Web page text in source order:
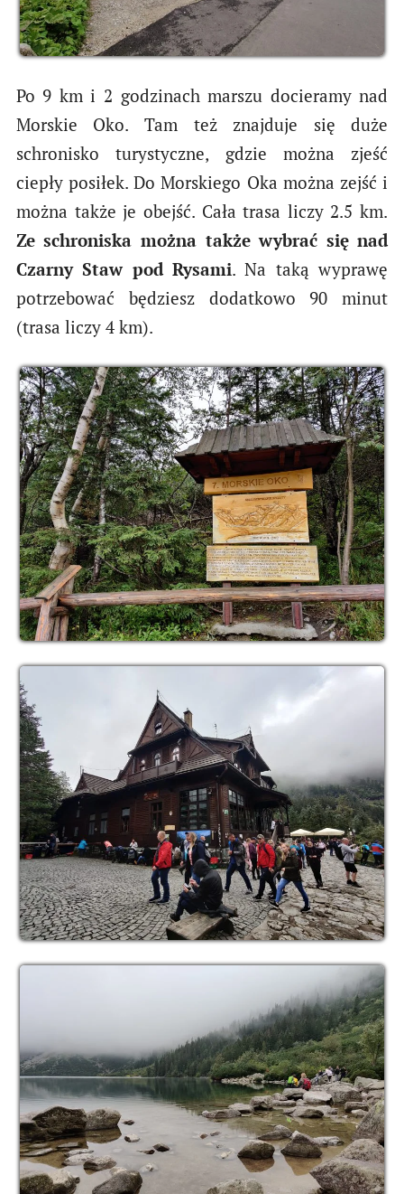
Po 9 km i 2 godzinach marszu docieramy nad
Morskie Oko. Tam też znajduje się duże
schronisko turystyczne, gdzie można zjeść
ciepły posiłek. Do Morskiego Oka można zejść i
można także je obejść. Cała trasa liczy 2.5 km.
Ze schroniska można także wybrać się nad
Czarny Staw pod Rysami. Na taką wyprawę
potrzebować będziesz dodatkowo 90 minut
(trasa liczy 4 km).